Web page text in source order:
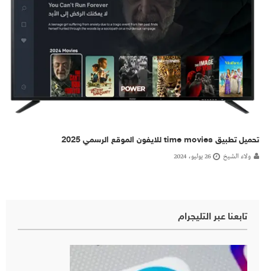
تحميل تطبيق time movies للايفون الموقع الرسمي 2025
ولاء الشيخ 26 يوليو، 2024
تابعنا عبر التليجرام